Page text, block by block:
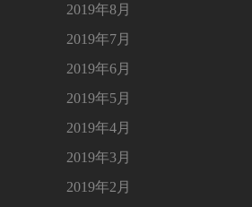
2019年8月
2019年7月
2019年6月
2019年5月
2019年4月
2019年3月
2019年2月